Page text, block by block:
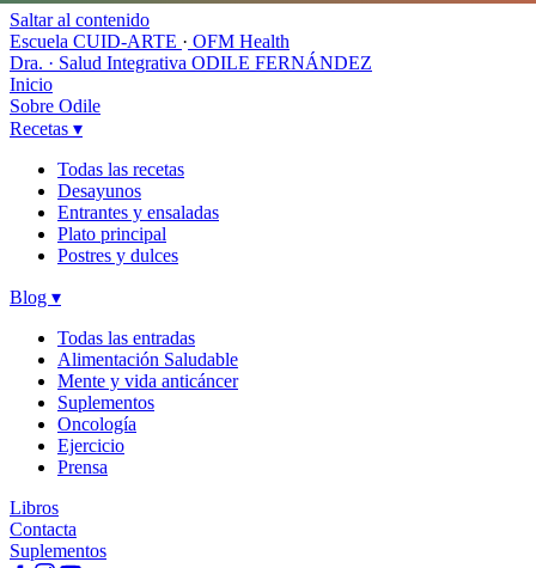
Saltar al contenido
Escuela CUID-ARTE · OFM Health
Dra. · Salud Integrativa ODILE FERNÁNDEZ
Inicio
Sobre Odile
Recetas ▾
Todas las recetas
Desayunos
Entrantes y ensaladas
Plato principal
Postres y dulces
Blog ▾
Todas las entradas
Alimentación Saludable
Mente y vida anticáncer
Suplementos
Oncología
Ejercicio
Prensa
Libros
Contacta
Suplementos